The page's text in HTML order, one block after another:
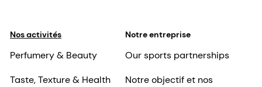
Nos activités
Perfumery & Beauty
Taste, Texture & Health
Notre entreprise
Our sports partnerships
Notre objectif et nos